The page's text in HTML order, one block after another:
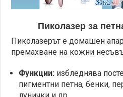
Пиколазер за
Пиколазерът е домашен
премахване на кожни
Функции: избледнява
пигментни петна, бенки,